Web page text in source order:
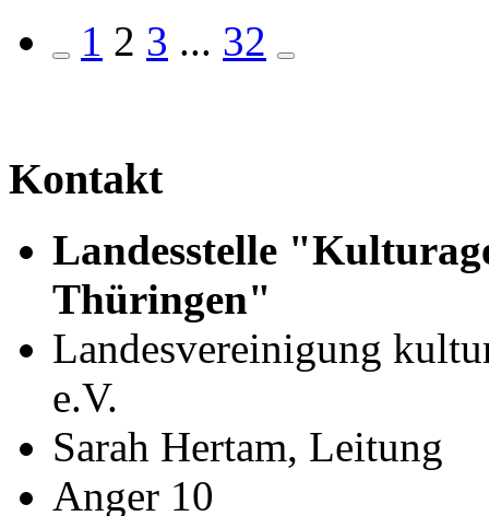
1 2 3 ... 32
Kontakt
Landesstelle
Thüringen"
Landesvereinigung
e.V.
Sarah Hertam, Leitung
Anger 10